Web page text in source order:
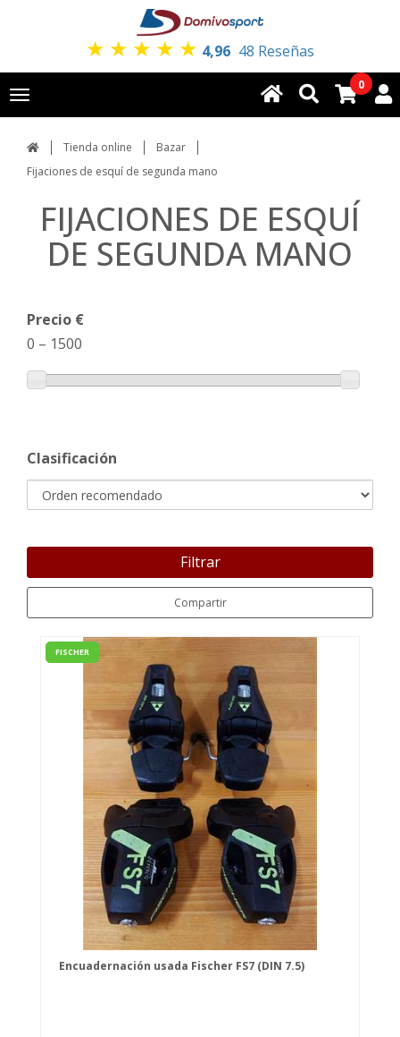
★ ★ ★ ★ ★ 4,96 48 Reseñas
Toggle
navigation
0
Tienda online
Bazar
Fijaciones de esquí de segunda mano
FIJACIONES DE ESQUÍ
DE SEGUNDA MANO
Precio €
0 – 1500
Clasificación
Filtrar
Compartir
FISCHER
Encuadernación usada Fischer FS7 (DIN 7.5)